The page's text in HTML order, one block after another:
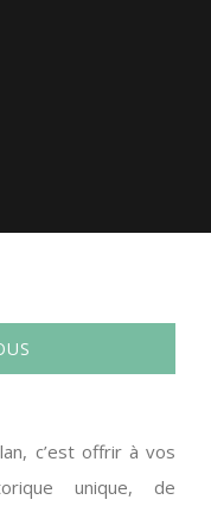
c’est offrir à vos
unique, de